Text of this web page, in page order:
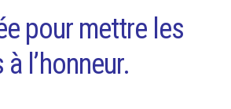
pour mettre les
l’honneur.